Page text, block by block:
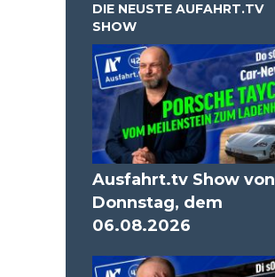
DIE NEUSTE AUFAHRT.TV
SHOW
Ausfahrt.tv Show von
Donnstag, dem
06.08.2026